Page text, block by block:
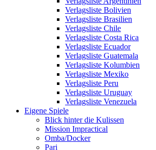
Verlagsliste Bolivien
Verlagsliste Brasilien
Verlagsliste Chile
Verlagsliste Costa Rica
Verlagsliste Ecuador
Verlagsliste Guatemala
Verlagsliste Kolumbien
Verlagsliste Mexiko
Verlagsliste Peru
Verlagsliste Uruguay
Verlagsliste Venezuela
Eigene Spiele
Blick hinter die Kulissen
Mission Impractical
Omba/Docker
Pari